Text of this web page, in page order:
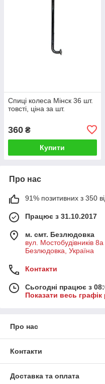
Спиці колеса Мінск 36 шт.
товсті, ціна за шт.
360 ₴
Купити
Про нас
91% позитивних з 350
Працює з 31.10.2017
м. смт. Безлюдовка
вул. Мостобудівників
Безлюдовка, Україна
Контакти
Сьогодні працює з
Показати весь графік
Про нас
Контакти
Доставка та оплата